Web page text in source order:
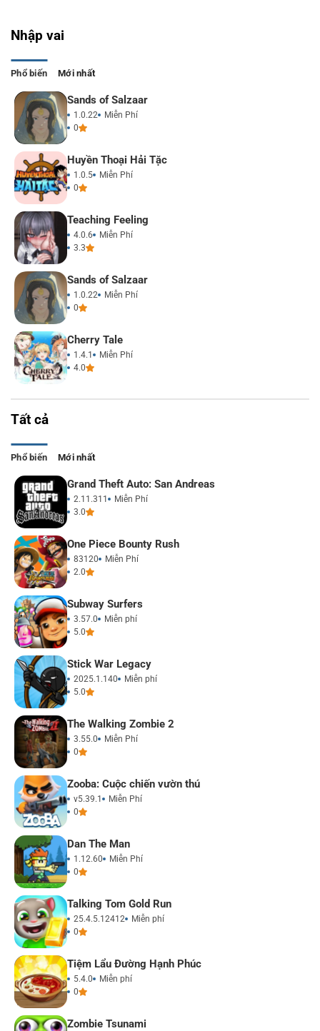
Nhập vai
Phổ biến Mới nhất
Sands of Salzaar
1.0.22
Miễn Phí
0
Huyền Thoại Hải Tặc
1.0.5
Miễn Phí
0
Teaching Feeling
4.0.6
Miễn Phí
3.3
Sands of Salzaar
1.0.22
Miễn Phí
0
Cherry Tale
1.4.1
Miễn Phí
4.0
Tất cả
Phổ biến Mới nhất
Grand Theft Auto: San Andreas
2.11.311
Miễn Phí
3.0
One Piece Bounty Rush
83120
Miễn Phí
2.0
Subway Surfers
3.57.0
Miễn phí
5.0
Stick War Legacy
2025.1.140
Miễn phí
5.0
The Walking Zombie 2
3.55.0
Miễn Phí
0
Zooba: Cuộc chiến vườn thú
v5.39.1
Miễn Phí
0
Dan The Man
1.12.60
Miễn Phí
0
Talking Tom Gold Run
25.4.5.12412
Miễn phí
0
Tiệm Lẩu Đường Hạnh Phúc
5.4.0
Miễn phí
0
Zombie Tsunami